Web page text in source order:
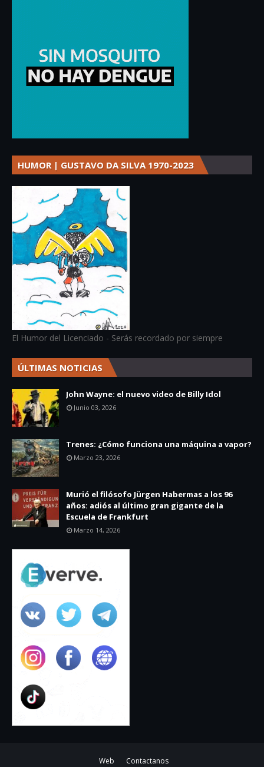
HUMOR | GUSTAVO DA SILVA 1970-2023
El Humor del Licenciado - Serás recordado por siempre
ÚLTIMAS NOTICIAS
John Wayne: el nuevo video de Billy Idol
Junio 03, 2026
Trenes: ¿Cómo funciona una máquina a vapor?
Marzo 23, 2026
Murió el filósofo Jürgen Habermas a los 96
años: adiós al último gran gigante de la
Escuela de Frankfurt
Marzo 14, 2026
Web Contactanos